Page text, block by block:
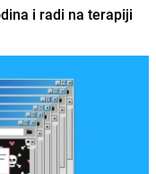
i radi na terapiji